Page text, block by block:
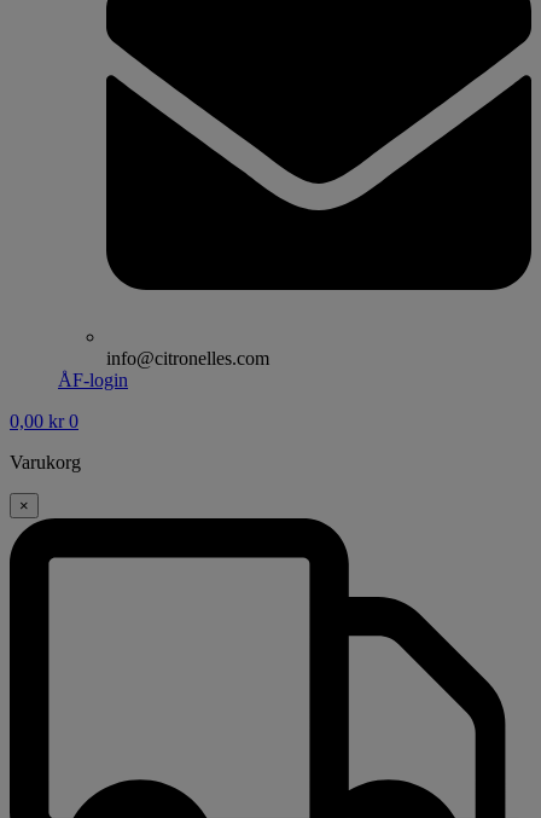
info@citronelles.com
ÅF-login
0,00 kr 0
Varukorg
×